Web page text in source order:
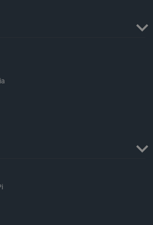
botland.com.pl